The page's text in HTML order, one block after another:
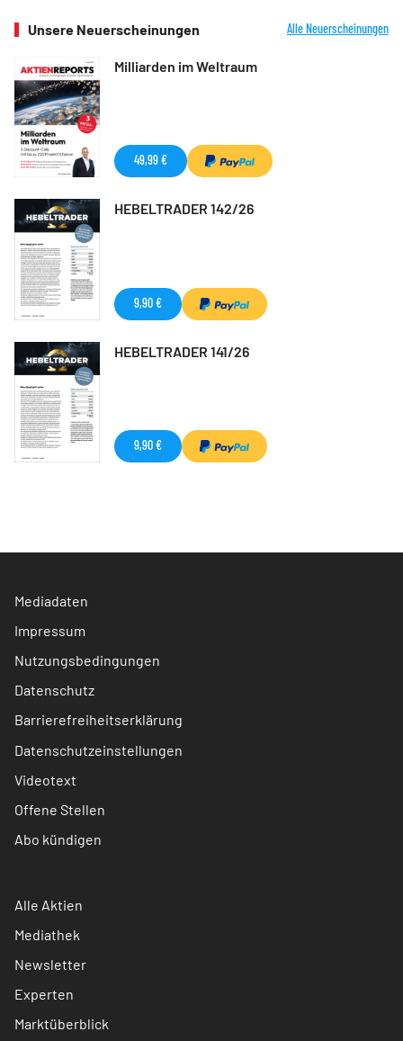
Unsere Neuerscheinungen Alle Neuerscheinungen
Milliarden im Weltraum
49,99 €
HEBELTRADER 142/26
9,90 €
HEBELTRADER 141/26
9,90 €
Mediadaten
Impressum
Nutzungsbedingungen
Datenschutz
Barrierefreiheitserklärung
Datenschutzeinstellungen
Videotext
Offene Stellen
Abo kündigen
Alle Aktien
Mediathek
Newsletter
Experten
Marktüberblick